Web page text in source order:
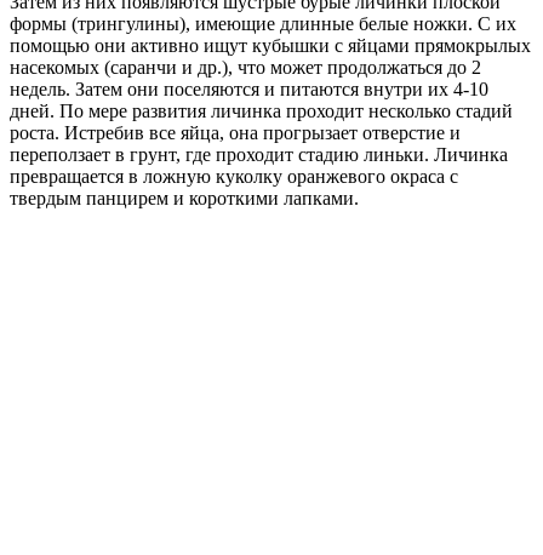
формы (трингулины), имеющие длинные белые ножки. С их
помощью они активно ищут кубышки с яйцами прямокрылых
насекомых (саранчи и др.), что может продолжаться до 2
недель. Затем они поселяются и питаются внутри их 4-10
дней. По мере развития личинка проходит несколько стадий
роста. Истребив все яйца, она прогрызает отверстие и
переползает в грунт, где проходит стадию линьки. Личинка
превращается в ложную куколку оранжевого окраса с
твердым панцирем и короткими лапками.